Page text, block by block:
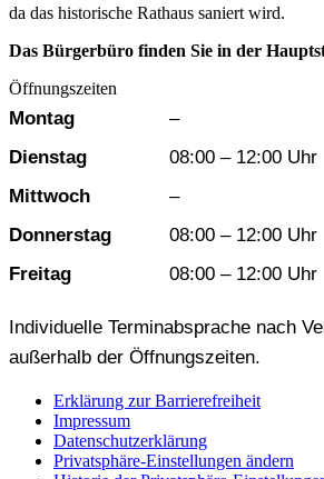
da das historische Rathaus saniert wird.
Das Bürgerbüro finden Sie in der
Öffnungszeiten
Wochentag Vormittag
Montag –
Dienstag
08:00 – 12:00 Uhr
Mittwoch
–
Donnerstag
08:00 – 12:00 Uhr
Freitag
08:00 – 12:00 Uhr
Individuelle Terminabsprache nach
außerhalb der Öffnungszeiten.
Erklärung zur Barrierefreiheit
Impressum
Datenschutzerklärung
Privatsphäre-Einstellungen ändern